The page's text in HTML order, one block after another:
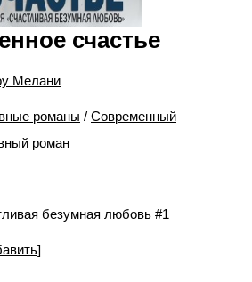
счастье
Мелани
романы / Современный
роман
безумная любовь #1